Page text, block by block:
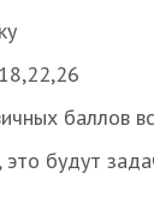
баллов
будут